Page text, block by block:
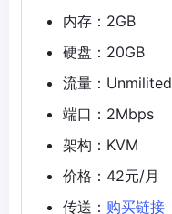
内存：2GB
硬盘：20GB
流量：Unmilited
端口：2Mbps
架构：KVM
价格：42元/月
传送： 购买链接